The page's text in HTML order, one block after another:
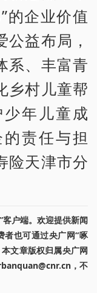
的企业价值
益布局，
系、丰富青
乡村儿童帮
年儿童成
责任与担
险天津市分
客户端。欢迎提供新闻
者也可通过央广网“啄
文章版权归属央广网
，不